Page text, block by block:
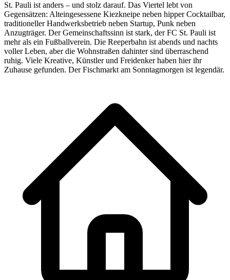
St. Pauli ist anders – und stolz darauf. Das Viertel lebt von
Gegensätzen: Alteingesessene Kiezkneipe neben hipper Cocktailbar,
traditioneller Handwerksbetrieb neben Startup, Punk neben
Anzugträger. Der Gemeinschaftssinn ist stark, der FC St. Pauli ist
mehr als ein Fußballverein. Die Reeperbahn ist abends und nachts
voller Leben, aber die Wohnstraßen dahinter sind überraschend
ruhig. Viele Kreative, Künstler und Freidenker haben hier ihr
Zuhause gefunden. Der Fischmarkt am Sonntagmorgen ist legendär.